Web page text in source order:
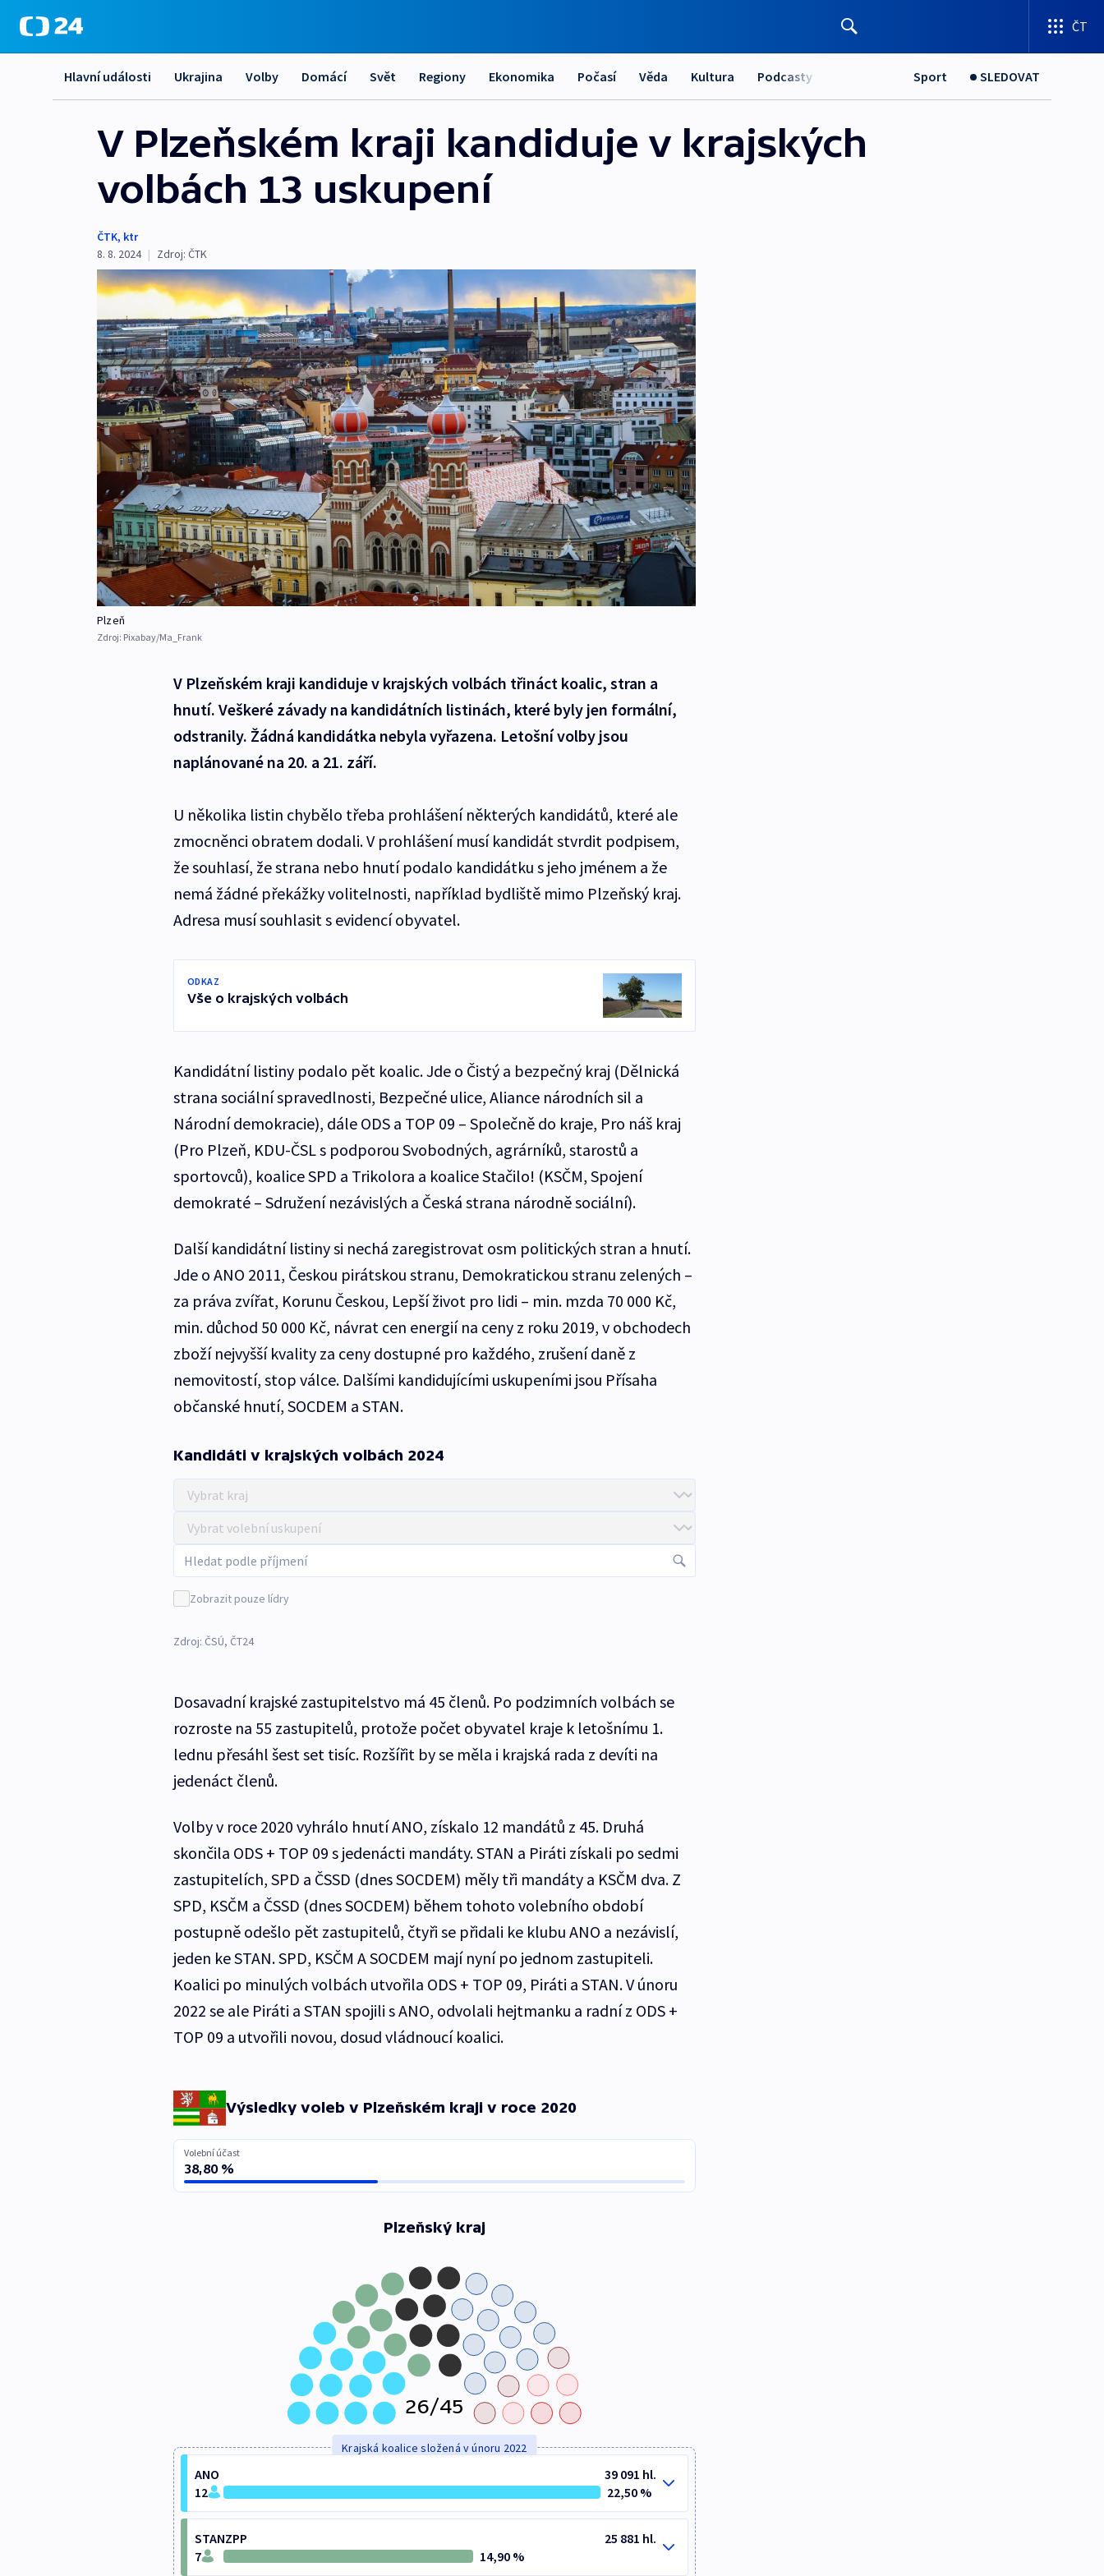
ČT
Hlavní události Ukrajina Volby Domácí Svět Regiony Ekonomika Počasí Věda Kultura Podcasty Sport SLEDOVAT
V Plzeňském kraji kandiduje v krajských
volbách 13 uskupení
ČTK, ktr
8. 8. 2024 | Zdroj: ČTK
Plzeň
Zdroj: Pixabay/Ma_Frank
V Plzeňském kraji kandiduje v krajských volbách třináct koalic, stran a
hnutí. Veškeré závady na kandidátních listinách, které byly jen formální,
odstranily. Žádná kandidátka nebyla vyřazena. Letošní volby jsou
naplánované na 20. a 21. září.
U několika listin chybělo třeba prohlášení některých kandidátů, které ale
zmocněnci obratem dodali. V prohlášení musí kandidát stvrdit podpisem,
že souhlasí, že strana nebo hnutí podalo kandidátku s jeho jménem a že
nemá žádné překážky volitelnosti, například bydliště mimo Plzeňský kraj.
Adresa musí souhlasit s evidencí obyvatel.
ODKAZ
Vše o krajských volbách
Kandidátní listiny podalo pět koalic. Jde o Čistý a bezpečný kraj (Dělnická
strana sociální spravedlnosti, Bezpečné ulice, Aliance národních sil a
Národní demokracie), dále ODS a TOP 09 – Společně do kraje, Pro náš kraj
(Pro Plzeň, KDU-ČSL s podporou Svobodných, agrárníků, starostů a
sportovců), koalice SPD a Trikolora a koalice Stačilo! (KSČM, Spojení
demokraté – Sdružení nezávislých a Česká strana národně sociální).
Další kandidátní listiny si nechá zaregistrovat osm politických stran a hnutí.
Jde o ANO 2011, Českou pirátskou stranu, Demokratickou stranu zelených –
za práva zvířat, Korunu Českou, Lepší život pro lidi – min. mzda 70 000 Kč,
min. důchod 50 000 Kč, návrat cen energií na ceny z roku 2019, v obchodech
zboží nejvyšší kvality za ceny dostupné pro každého, zrušení daně z
nemovitostí, stop válce. Dalšími kandidujícími uskupeními jsou Přísaha
občanské hnutí, SOCDEM a STAN.
Kandidáti v krajských volbách 2024
Zobrazit pouze lídry
Zdroj: ČSÚ, ČT24
Dosavadní krajské zastupitelstvo má 45 členů. Po podzimních volbách se
rozroste na 55 zastupitelů, protože počet obyvatel kraje k letošnímu 1.
lednu přesáhl šest set tisíc. Rozšířit by se měla i krajská rada z devíti na
jedenáct členů.
Volby v roce 2020 vyhrálo hnutí ANO, získalo 12 mandátů z 45. Druhá
skončila ODS + TOP 09 s jedenácti mandáty. STAN a Piráti získali po sedmi
zastupitelích, SPD a ČSSD (dnes SOCDEM) měly tři mandáty a KSČM dva. Z
SPD, KSČM a ČSSD (dnes SOCDEM) během tohoto volebního období
postupně odešlo pět zastupitelů, čtyři se přidali ke klubu ANO a nezávislí,
jeden ke STAN. SPD, KSČM A SOCDEM mají nyní po jednom zastupiteli.
Koalici po minulých volbách utvořila ODS + TOP 09, Piráti a STAN. V únoru
2022 se ale Piráti a STAN spojili s ANO, odvolali hejtmanku a radní z ODS +
TOP 09 a utvořili novou, dosud vládnoucí koalici.
Výsledkyvoleb v Plzeňském krajiv roce 2020
Volební účast
38,80 %
Plzeňský kraj
26/45
Krajská koalice složená v únoru 2022
ANO 39 091 hl.
12
22,50%
STANZPP 25 881 hl.
7
14,90%